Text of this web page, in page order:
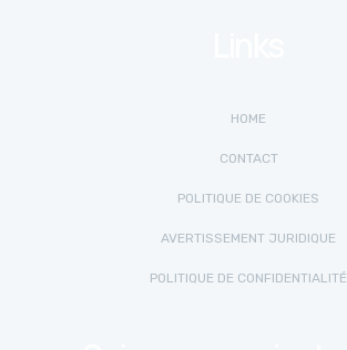
HOME
CONTACT
POLITIQUE DE COOKIES
AVERTISSEMENT JURIDIQUE
POLITIQUE DE CONFIDENTIALITÉ